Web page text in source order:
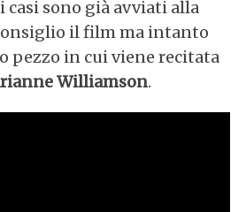
casi sono già avviati alla
il film ma intanto
pezzo in cui viene recitata
Williamson.